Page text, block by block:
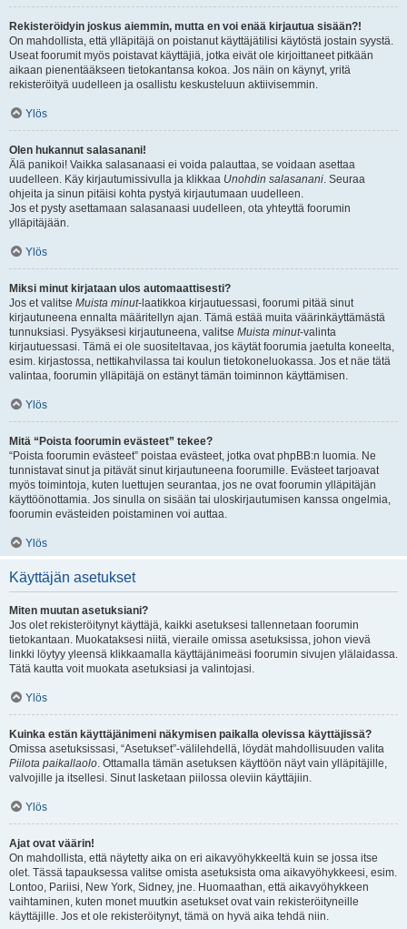
Rekisteröidyin joskus aiemmin, mutta en voi enää kirjautua sisään?!
On mahdollista, että ylläpitäjä on poistanut käyttäjätilisi käytöstä jostain syystä.
Useat foorumit myös poistavat käyttäjiä, jotka eivät ole kirjoittaneet pitkään
aikaan pienentääkseen tietokantansa kokoa. Jos näin on käynyt, yritä
rekisteröityä uudelleen ja osallistu keskusteluun aktiivisemmin.
Ylös
Olen hukannut salasanani!
Älä panikoi! Vaikka salasanaasi ei voida palauttaa, se voidaan asettaa
uudelleen. Käy kirjautumissivulla ja klikkaa Unohdin salasanani. Seuraa
ohjeita ja sinun pitäisi kohta pystyä kirjautumaan uudelleen.
Jos et pysty asettamaan salasanaasi uudelleen, ota yhteyttä foorumin
ylläpitäjään.
Ylös
Miksi minut kirjataan ulos automaattisesti?
Jos et valitse Muista minut-laatikkoa kirjautuessasi, foorumi pitää sinut
kirjautuneena ennalta määritellyn ajan. Tämä estää muita väärinkäyttämästä
tunnuksiasi. Pysyäksesi kirjautuneena, valitse Muista minut-valinta
kirjautuessasi. Tämä ei ole suositeltavaa, jos käytät foorumia jaetulta koneelta,
esim. kirjastossa, nettikahvilassa tai koulun tietokoneluokassa. Jos et näe tätä
valintaa, foorumin ylläpitäjä on estänyt tämän toiminnon käyttämisen.
Ylös
Mitä “Poista foorumin evästeet” tekee?
“Poista foorumin evästeet” poistaa evästeet, jotka ovat phpBB:n luomia. Ne
tunnistavat sinut ja pitävät sinut kirjautuneena foorumille. Evästeet tarjoavat
myös toimintoja, kuten luettujen seurantaa, jos ne ovat foorumin ylläpitäjän
käyttöönottamia. Jos sinulla on sisään tai uloskirjautumisen kanssa ongelmia,
foorumin evästeiden poistaminen voi auttaa.
Ylös
Käyttäjän asetukset
Miten muutan asetuksiani?
Jos olet rekisteröitynyt käyttäjä, kaikki asetuksesi tallennetaan foorumin
tietokantaan. Muokataksesi niitä, vieraile omissa asetuksissa, johon vievä
linkki löytyy yleensä klikkaamalla käyttäjänimeäsi foorumin sivujen ylälaidassa.
Tätä kautta voit muokata asetuksiasi ja valintojasi.
Ylös
Kuinka estän käyttäjänimeni näkymisen paikalla olevissa käyttäjissä?
Omissa asetuksissasi, “Asetukset”-välilehdellä, löydät mahdollisuuden valita
Piilota paikallaolo. Ottamalla tämän asetuksen käyttöön näyt vain ylläpitäjille,
valvojille ja itsellesi. Sinut lasketaan piilossa oleviin käyttäjiin.
Ylös
Ajat ovat väärin!
On mahdollista, että näytetty aika on eri aikavyöhykkeeltä kuin se jossa itse
olet. Tässä tapauksessa valitse omista asetuksista oma aikavyöhykkeesi, esim.
Lontoo, Pariisi, New York, Sidney, jne. Huomaathan, että aikavyöhykkeen
vaihtaminen, kuten monet muutkin asetukset ovat vain rekisteröityneille
käyttäjille. Jos et ole rekisteröitynyt, tämä on hyvä aika tehdä niin.